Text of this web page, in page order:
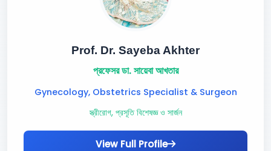
Prof. Dr. Sayeba Akhter
প্রফেসর ডা. সায়েবা আখতার
Gynecology, Obstetrics Specialist & Surgeon
স্ত্রীরোগ, প্রসূতি বিশেষজ্ঞ ও সার্জন
View Full Profile